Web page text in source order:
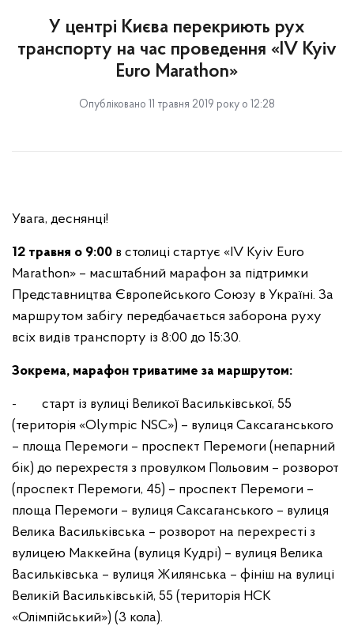
У центрі Києва перекриють рух
транспорту на час проведення «ІV Kyiv
Euro Marathon»
Опубліковано 11 травня 2019 року о 12:28
Увага, деснянці!
12 травня о 9:00 в столиці стартує «ІV Kyiv Euro
Marathon» – масштабний марафон за підтримки
Представництва Європейського Союзу в Україні. За
маршрутом забігу передбачається заборона руху
всіх видів транспорту із 8:00 до 15:30.
Зокрема, марафон триватиме за маршрутом:
- старт із вулиці Великої Васильківської, 55
(територія «Olympic NSC») – вулиця Саксаганського
– площа Перемоги – проспект Перемоги (непарний
бік) до перехрестя з провулком Польовим – розворот
(проспект Перемоги, 45) – проспект Перемоги –
площа Перемоги – вулиця Саксаганського – вулиця
Велика Васильківська – розворот на перехресті з
вулицею Маккейна (вулиця Кудрі) – вулиця Велика
Васильківська – вулиця Жилянська – фініш на вулиці
Великій Васильківській, 55 (територія НСК
«Олімпійський») (3 кола).